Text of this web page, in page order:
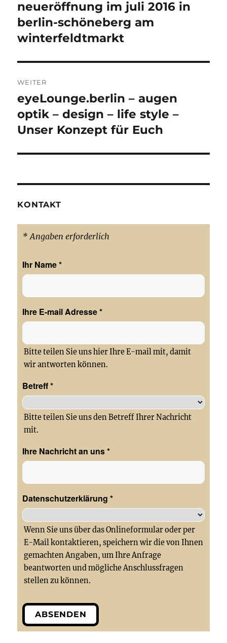
Beitrag:
neueröffnung im juli 2016 in
berlin-schöneberg am
winterfeldtmarkt
WEITER
Nächster
Beitrag:
eyeLounge.berlin – augen
optik – design – life style –
Unser Konzept für Euch
KONTAKT
* Angaben erforderlich
Ihr Name*
Ihre E-mail Adresse*
Bitte teilen Sie uns hier Ihre E-mail mit, damit
wir antworten können.
Betreff*
Bitte teilen Sie uns den Betreff Ihrer Nachricht
mit.
Ihre Nachricht an uns*
Datenschutzerklärung*
Wenn Sie uns über das Onlineformular oder per
E-Mail kontaktieren, speichern wir die von Ihnen
gemachten Angaben, um Ihre Anfrage
beantworten und mögliche Anschlussfragen
stellen zu können.
ABSENDEN